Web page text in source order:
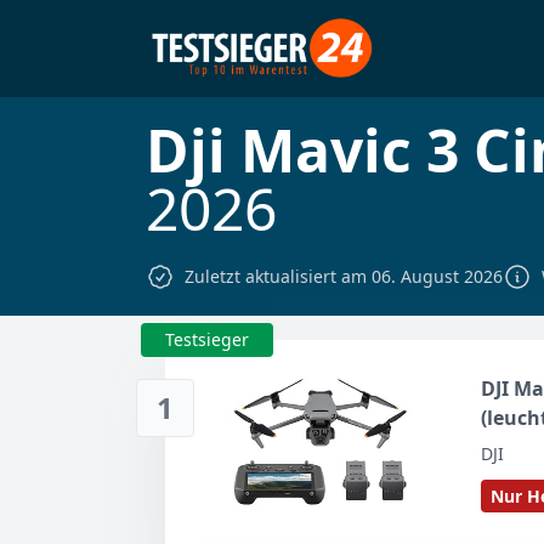
Dji Mavic 3
2026
Zuletzt aktualisiert am 06. August 2026
1
Testsieger
DJI
mit
3
Flight
DJI
Nur